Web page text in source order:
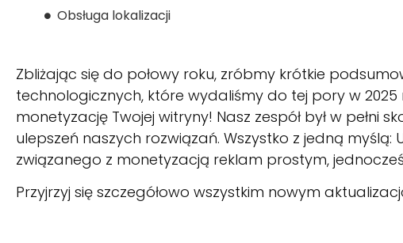
Obsługa lokalizacji
Zbliżając się do połowy roku, zróbmy krótkie
technologicznych, które wydaliśmy do tej pory w 2025
monetyzację Twojej witryny! Nasz zespół był w
ulepszeń naszych rozwiązań. Wszystko z jedną myślą:
związanego z monetyzacją reklam prostym,
Przyjrzyj się szczegółowo wszystkim nowym